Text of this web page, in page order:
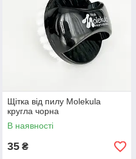
Щітка від пилу Molekula
кругла чорна
В наявності
35 ₴